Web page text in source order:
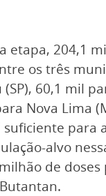
etapa, 204,1
os três
60,1 mil
Nova Lima
para
alvo
de